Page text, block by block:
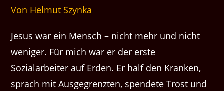
Von Helmut Szynka
Jesus war ein Mensch – nicht mehr und nicht
weniger. Für mich war er der erste
Sozialarbeiter auf Erden. Er half den Kranken,
sprach mit Ausgegrenzten, spendete Trost und